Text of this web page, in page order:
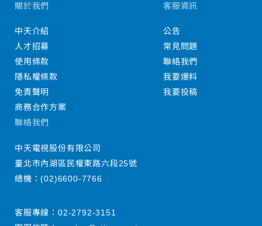
關於我們
中天介紹
人才招募
使用條款
隱私權條款
免責聲明
商務合作方案
客服資訊
公告
常見問題
聯絡我們
我要爆料
我要投稿
聯絡我們
中天電視股份有限公司
臺北市內湖區民權東路六段25號
總機：(02)6600-7766
客服專線： 02-2792-3151